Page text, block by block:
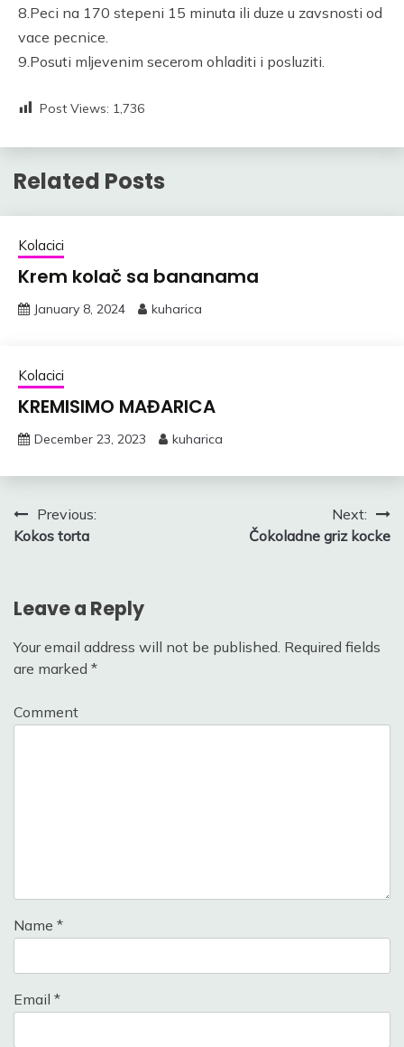
8.Peci na 170 stepeni 15 minuta ili duze u zavsnosti od
vace pecnice.
9.Posuti mljevenim secerom ohladiti i posluziti.
Post Views: 1,736
Related Posts
Kolacici
Krem kolač sa bananama
January 8, 2024 kuharica
Kolacici
KREMISIMO MAĐARICA
December 23, 2023 kuharica
Post
navigation
Previous:
Kokos torta
Next:
Čokoladne griz kocke
Leave a Reply
Your email address will not be published. Required fields
are marked *
Comment
Name *
Email *